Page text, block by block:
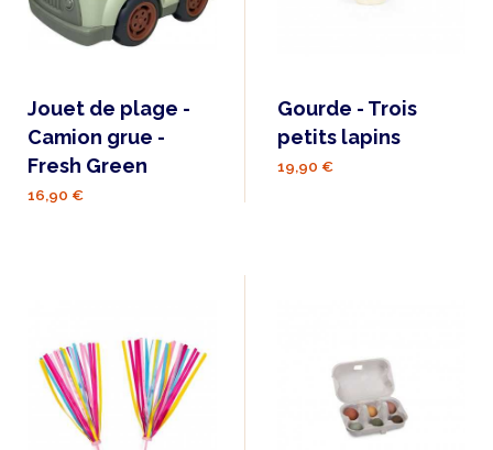
Jouet de plage -
Camion grue -
Fresh Green
16,90 €
Gourde - Trois
petits lapins
19,90 €